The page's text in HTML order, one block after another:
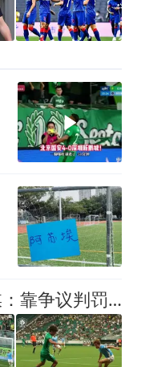
0-4！国安胜之不武？深媒：靠争议判罚赢球，还有含金量吗